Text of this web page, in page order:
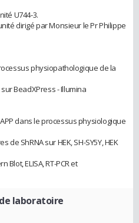
U744-3.
dirigé par Monsieur le Pr Philippe
physiopathologique de la
BeadXPress - Illumina
dans le processus physiologique
ShRNA sur HEK, SH-SY5Y, HEK
ELISA, RT-PCR et
laboratoire